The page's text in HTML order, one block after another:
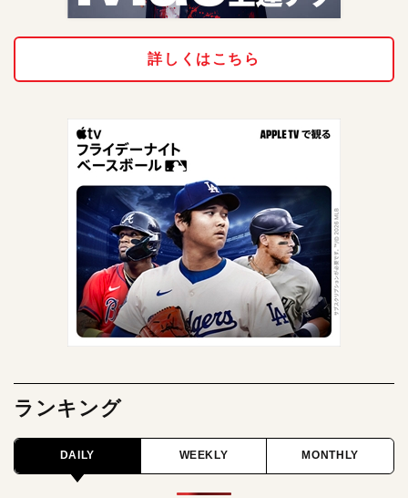
詳しくはこちら
ランキング
DAILY WEEKLY MONTHLY